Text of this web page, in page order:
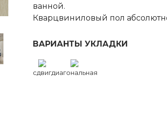
ванной.
Кварцвиниловый пол
ВАРИАНТЫ УКЛАДКИ
сдвигдиагональная